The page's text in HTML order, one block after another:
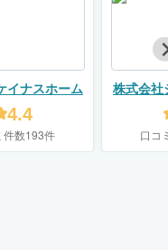
イナスホーム
4.4
件数193件
株式会社
口コ